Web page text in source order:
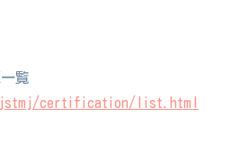
覧
jstmj/certification/list.html